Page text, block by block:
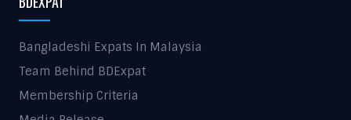
Bangladeshi Expats In Malaysia
Team Behind BDExpat
Membership Criteria